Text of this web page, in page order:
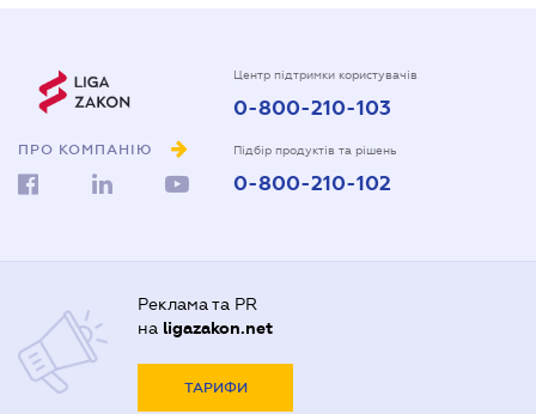
ПРО КОМПАНІЮ
Центр підтримки користувачів
0-800-210-103
Підбір продуктів та рішень
0-800-210-102
Реклама та PR
на ligazakon.net
ТАРИФИ